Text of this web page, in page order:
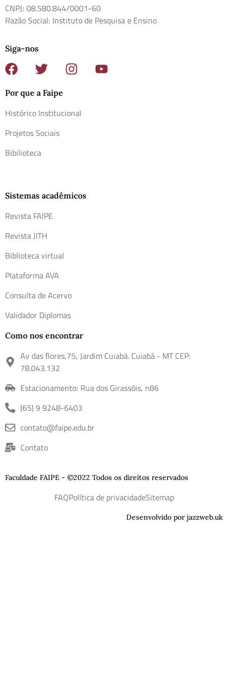
CNPJ: 08.580.844/0001-60
Razão Social: Instituto de Pesquisa e Ensino
Siga-nos
Por que a Faipe
Histórico Institucional
Projetos Sociais
Bibilioteca
Sistemas acadêmicos
Revista FAIPE
Revista JITH
Biblioteca virtual
Plataforma AVA
Consulta de Acervo
Validador Diplomas
Como nos encontrar
Av das flores,75, Jardim Cuiabá. Cuiabá - MT CEP:
78.043.132
Estacionamento: Rua dos Girassóis, n86
(65) 9 9248-6403
contato@faipe.edu.br
Contato
Faculdade FAIPE - ©2022 Todos os direitos reservados
FAQPolítica de privacidadeSitemap
Desenvolvido por jazzweb.uk